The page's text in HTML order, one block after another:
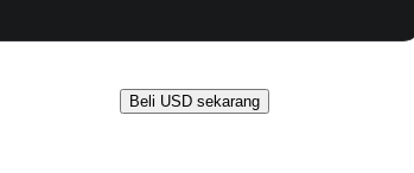
Beli USD sekarang